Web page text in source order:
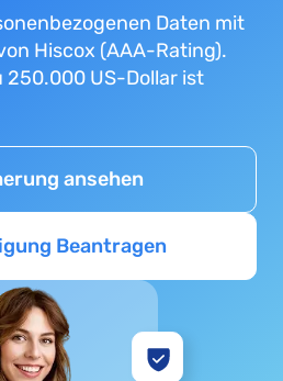
Daten mit
Hiscox (AAA-Rating).
250.000 US-Dollar ist
ansehen
Beantragen